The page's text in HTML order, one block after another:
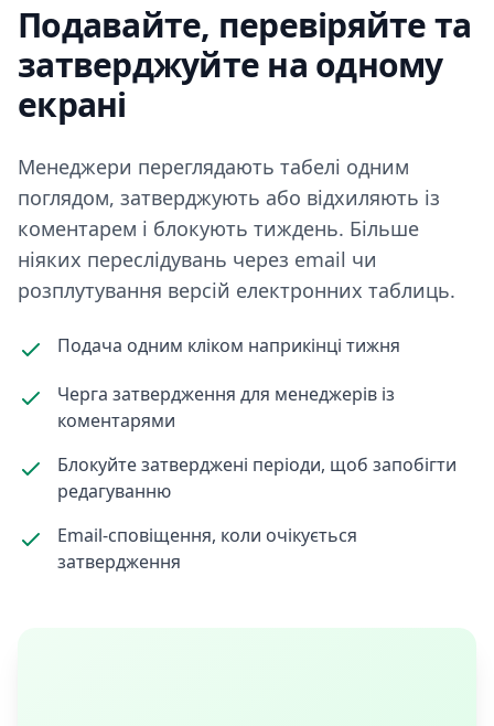
Подавайте, перевіряйте та
затверджуйте на одному
екрані
Менеджери переглядають табелі одним
поглядом, затверджують або відхиляють із
коментарем і блокують тиждень. Більше
ніяких переслідувань через email чи
розплутування версій електронних таблиць.
Подача одним кліком наприкінці тижня
Черга затвердження для менеджерів із
коментарями
Блокуйте затверджені періоди, щоб запобігти
редагуванню
Email-сповіщення, коли очікується
затвердження